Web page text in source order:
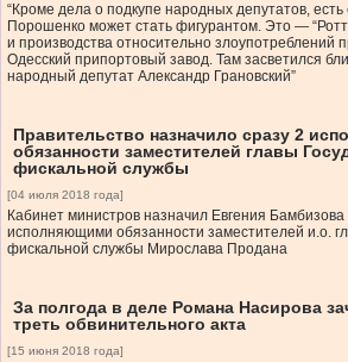
“Кроме дела о подкупе народных депутатов,
Порошенко может стать фигурантом. Это —
и производства относительно злоупотреблений
Одесский припортовый завод. Там засветился
народный депутат Александр Грановский”
Правительство назначило сразу 2
обязанности заместителей главы
фискальной службы
[04 июля 2018 года]
Кабинет министров назначил Евгения Бамбизова
исполняющими обязанности заместителей и.о.
фискальной службы Мирослава Продана
За полгода в деле Романа Насирова
треть обвинительного акта
[15 июня 2018 года]